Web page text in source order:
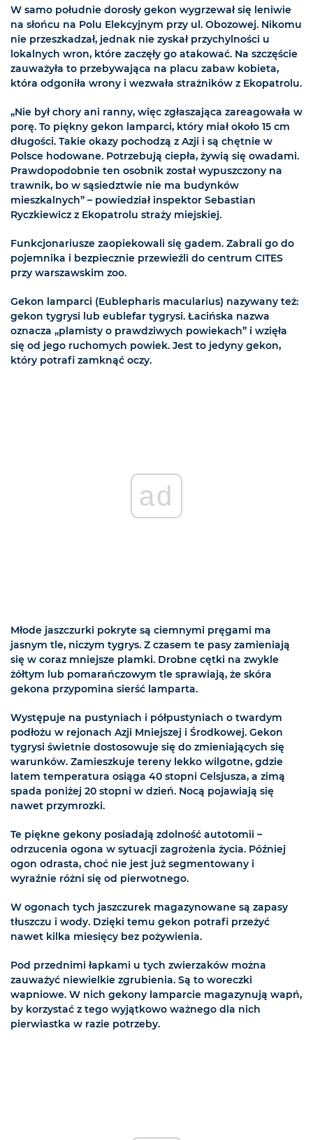
W samo południe dorosły gekon wygrzewał się leniwie
na słońcu na Polu Elekcyjnym przy ul. Obozowej. Nikomu
nie przeszkadzał, jednak nie zyskał przychylności u
lokalnych wron, które zaczęły go atakować. Na szczęście
zauważyła to przebywająca na placu zabaw kobieta,
która odgoniła wrony i wezwała strażników z Ekopatrolu.
„Nie był chory ani ranny, więc zgłaszająca zareagowała w
porę. To piękny gekon lamparci, który miał około 15 cm
długości. Takie okazy pochodzą z Azji i są chętnie w
Polsce hodowane. Potrzebują ciepła, żywią się owadami.
Prawdopodobnie ten osobnik został wypuszczony na
trawnik, bo w sąsiedztwie nie ma budynków
mieszkalnych” – powiedział inspektor Sebastian
Ryczkiewicz z Ekopatrolu straży miejskiej.
Funkcjonariusze zaopiekowali się gadem. Zabrali go do
pojemnika i bezpiecznie przewieźli do centrum CITES
przy warszawskim zoo.
Gekon lamparci (Eublepharis macularius) nazywany też:
gekon tygrysi lub eublefar tygrysi. Łacińska nazwa
oznacza „plamisty o prawdziwych powiekach” i wzięła
się od jego ruchomych powiek. Jest to jedyny gekon,
który potrafi zamknąć oczy.
ad
Młode jaszczurki pokryte są ciemnymi pręgami ma
jasnym tle, niczym tygrys. Z czasem te pasy zamieniają
się w coraz mniejsze plamki. Drobne cętki na zwykle
żółtym lub pomarańczowym tle sprawiają, że skóra
gekona przypomina sierść lamparta.
Występuje na pustyniach i półpustyniach o twardym
podłożu w rejonach Azji Mniejszej i Środkowej. Gekon
tygrysi świetnie dostosowuje się do zmieniających się
warunków. Zamieszkuje tereny lekko wilgotne, gdzie
latem temperatura osiąga 40 stopni Celsjusza, a zimą
spada poniżej 20 stopni w dzień. Nocą pojawiają się
nawet przymrozki.
Te piękne gekony posiadają zdolność autotomii –
odrzucenia ogona w sytuacji zagrożenia życia. Później
ogon odrasta, choć nie jest już segmentowany i
wyraźnie różni się od pierwotnego.
W ogonach tych jaszczurek magazynowane są zapasy
tłuszczu i wody. Dzięki temu gekon potrafi przeżyć
nawet kilka miesięcy bez pożywienia.
Pod przednimi łapkami u tych zwierzaków można
zauważyć niewielkie zgrubienia. Są to woreczki
wapniowe. W nich gekony lamparcie magazynują wapń,
by korzystać z tego wyjątkowo ważnego dla nich
pierwiastka w razie potrzeby.